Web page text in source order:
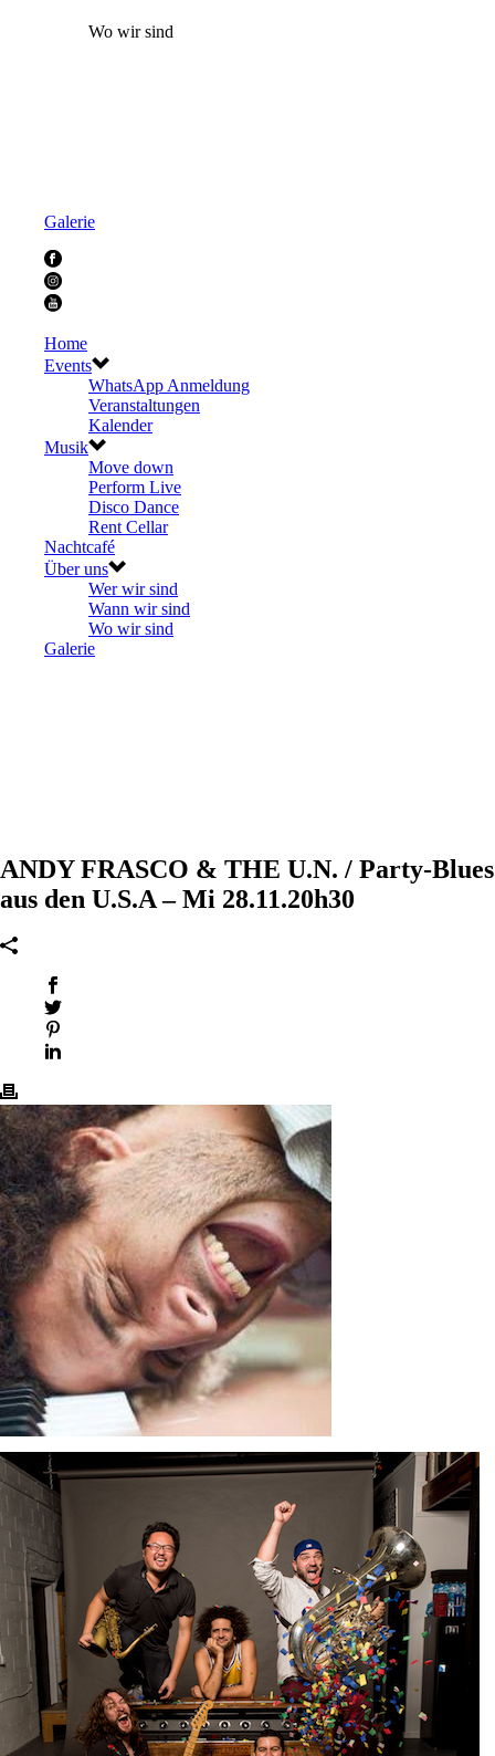
Wo wir sind
Galerie
Home
Events
WhatsApp Anmeldung
Veranstaltungen
Kalender
Musik
Move down
Perform Live
Disco Dance
Rent Cellar
Nachtcafé
Über uns
Wer wir sind
Wann wir sind
Wo wir sind
Galerie
ANDY FRASCO & THE U.N. / Party-Blues
aus den U.S.A – Mi 28.11.20h30